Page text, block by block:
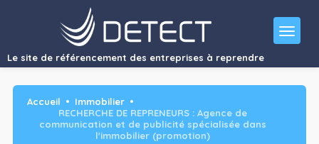
RECHERCHE DE REPRENEURS : Agence de communication et de
publicité spécialisée dans…"/>
Le site de référencement des entreprises à reprendre
Accueil
Immobilier
RECHERCHE DE REPRENEURS : Agence de
communication et de publicité spécialisée dans
l'immobilier (promotion)